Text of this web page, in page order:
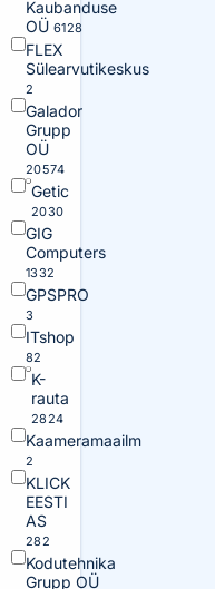
Kaubanduse
OÜ 6128
FLEX
Sülearvutikeskus
2
Galador
Grupp
OÜ
20574
Getic
2030
GIG
Computers
1332
GPSPRO
3
ITshop
82
K-
rauta
2824
Kaameramaailm
2
KLICK
EESTI
AS
282
Kodutehnika
Grupp OÜ